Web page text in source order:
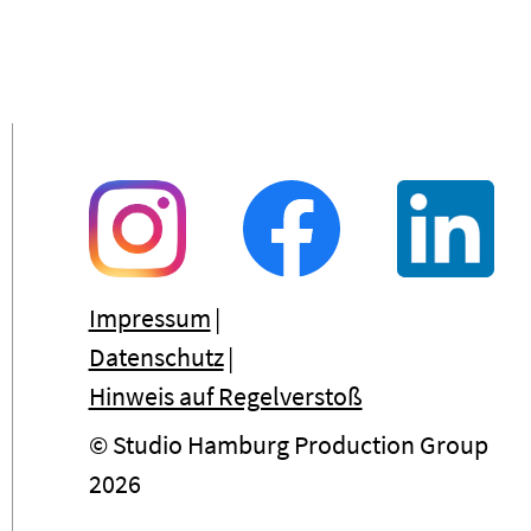
Impressum
Datenschutz
Hinweis auf Regelverstoß
© Studio Hamburg Production Group
2026